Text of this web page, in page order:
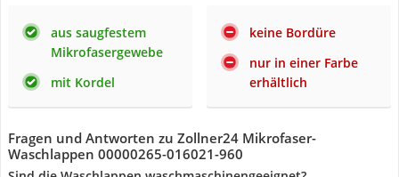
aus saugfestem
Mikrofasergewebe
mit Kordel
keine Bordüre
nur in einer Farbe
erhältlich
Fragen und Antworten zu Zollner24 Mikrofaser-
Waschlappen ‎00000265-016021-960